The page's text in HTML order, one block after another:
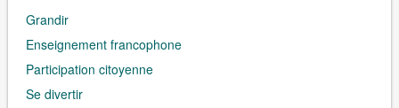
Grandir
Enseignement francophone
Participation citoyenne
Se divertir